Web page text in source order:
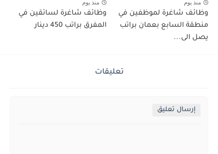
منذ يوم
وظائف شاغرة لموظفين في
منطقة السابع بعمان براتب
يصل الى...
منذ يوم
وظائف شاغرة لسائقين في
المفرق براتب 450 دينار
تعليقات
إرسال تعليق